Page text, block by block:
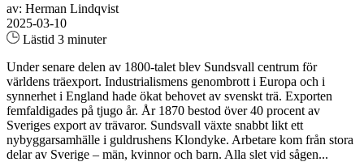
av: Herman Lindqvist
2025-03-10
Lästid 3 minuter
Under senare delen av 1800-talet blev Sundsvall centrum för
världens träexport. Industrialismens genombrott i Europa och i
synnerhet i England hade ökat behovet av svenskt trä. Exporten
femfaldigades på tjugo år. År 1870 bestod över 40 procent av
Sveriges export av trävaror. Sundsvall växte snabbt likt ett
nybyggarsamhälle i guldrushens Klondyke. Arbetare kom från stora
delar av Sverige – män, kvinnor och barn. Alla slet vid sågen...